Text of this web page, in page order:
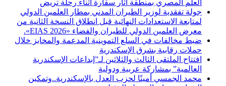
العلم المصري بمنطقة آثار سقارة أثناء رحلة تريض
جولة تفقدية لوزير الطيران المدني بمطار العلمين الدولي
لمتابعة الاستعدادات النهائية قبل انطلاق النسخة الثانية من
معرض العلمين الدولي للطيران والفضاء «EIAS 2026».
ضبط مخالفات في السلع التموينية المدعمة والمخابز خلال
حملات رقابية بشرق الإسكندرية
افتتاح الملتقى الثالث والثلاثين لـ”إبداعات الإسكندرية
العالمية” بمشاركة عربية ودولية
محمد الجمسي أمينًا لحزب العدل بالإسكندرية..وتمكين